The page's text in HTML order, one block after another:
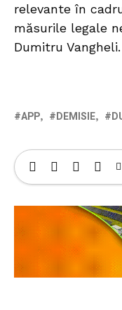
relevante în
măsurile legale
Dumitru Vangheli.
APP DEMISIE